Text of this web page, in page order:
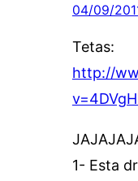
04/09/
Tetas:
http://
1- Esta